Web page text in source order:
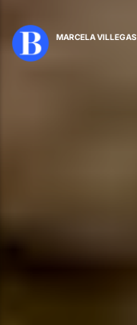
MARCELA VILLEGAS